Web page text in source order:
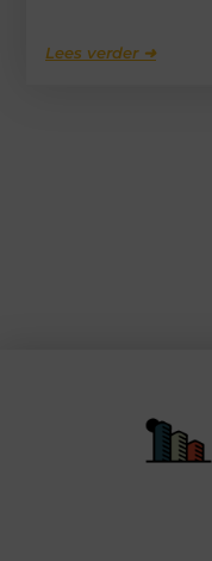
Lees verder ➜